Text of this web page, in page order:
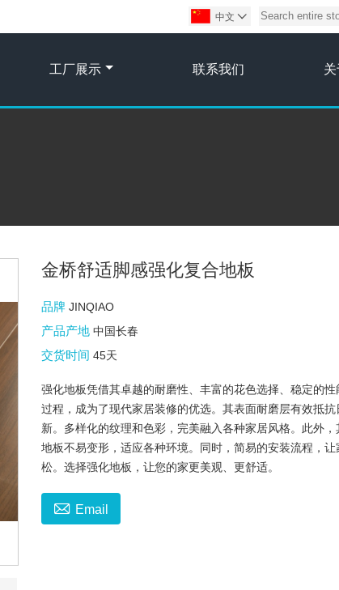
中文 
工厂展示 联系我们
金桥舒适脚感强化复合地板
品牌JINQIAO
产品产地中国长春
交货时间45天
强化地板凭借其卓越的耐磨性、丰富的花色选择、稳定的
过程，成为了现代家居装修的优选。其表面耐磨层有效抵
新。多样化的纹理和色彩，完美融入各种家居风格。此外
地板不易变形，适应各种环境。同时，简易的安装流程，让
松。选择强化地板，让您的家更美观、更舒适。
 Email